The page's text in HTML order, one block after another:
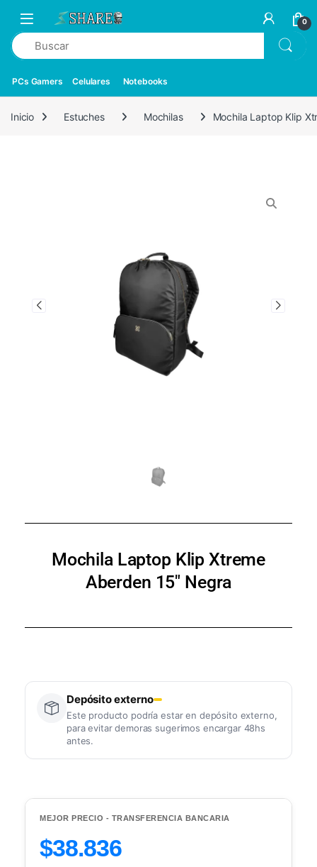
0
PCs Gamers Celulares Notebooks
Inicio Estuches Mochilas Mochila Laptop Klip
Mochila Laptop Klip Xtreme
Aberden 15″ Negra
Depósito externo
Este producto podría estar en depósito externo,
para evitar demoras sugerimos encargar 48hs
antes.
MEJOR PRECIO - TRANSFERENCIA BANCARIA
$38.836